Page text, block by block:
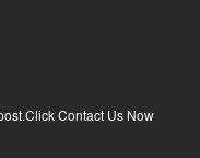
Contact Us Now